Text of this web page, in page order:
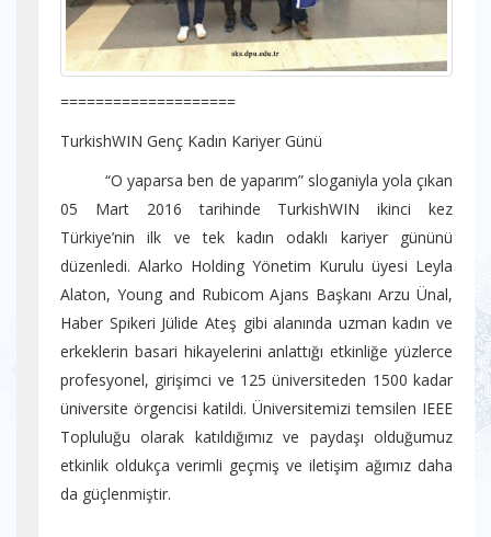
====================
TurkishWIN Genç Kadın Kariyer Günü
“O yaparsa ben de yaparım” sloganiyla yola çıkan
05 Mart 2016 tarihinde TurkishWIN ikinci kez
Türkiye’nin ilk ve tek kadın odaklı kariyer gününü
düzenledi. Alarko Holding Yönetim Kurulu üyesi Leyla
Alaton, Young and Rubicom Ajans Başkanı Arzu Ünal,
Haber Spikeri Jülide Ateş gibi alanında uzman kadın ve
erkeklerin basari hikayelerini anlattığı etkinliğe yüzlerce
profesyonel, girişimci ve 125 üniversiteden 1500 kadar
üniversite örgencisi katildi. Üniversitemizi temsilen IEEE
Topluluğu olarak katıldığımız ve paydaşı olduğumuz
etkinlik oldukça verimli geçmiş ve iletişim ağımız daha
da güçlenmiştir.